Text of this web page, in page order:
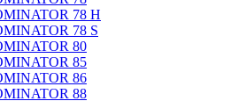
78 H
78 S
80
85
86
88